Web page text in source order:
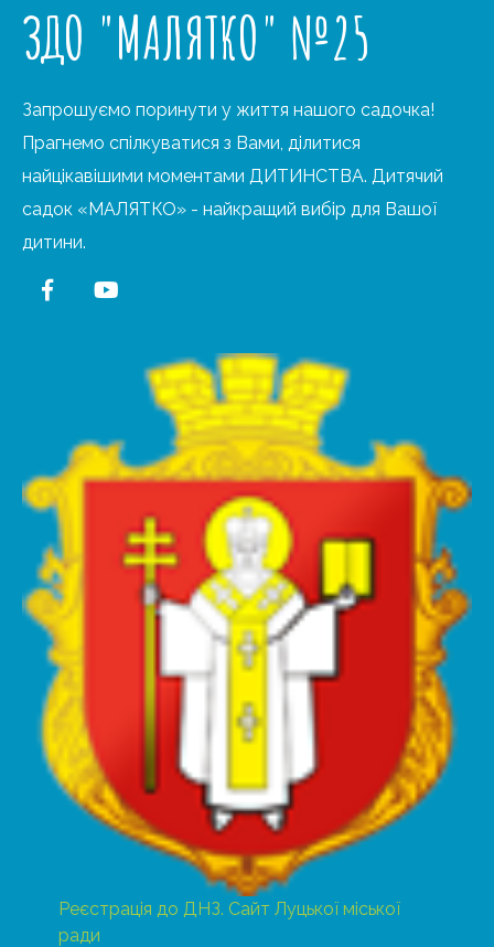
ЗДО "МАЛЯТКО" №25
Запрошуємо поринути у життя нашого садочка!
Прагнемо спілкуватися з Вами, ділитися
найцікавішими моментами ДИТИНСТВА. Дитячий
садок «МАЛЯТКО» - найкращий вибір для Вашої
дитини.
Реєстрація до ДНЗ. Сайт Луцької міської
ради